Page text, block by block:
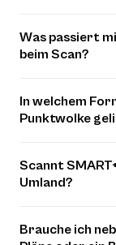
Was passiert
beim Scan?
In welchem
Punktwolke
Scannt
Umland?
Brauche ich